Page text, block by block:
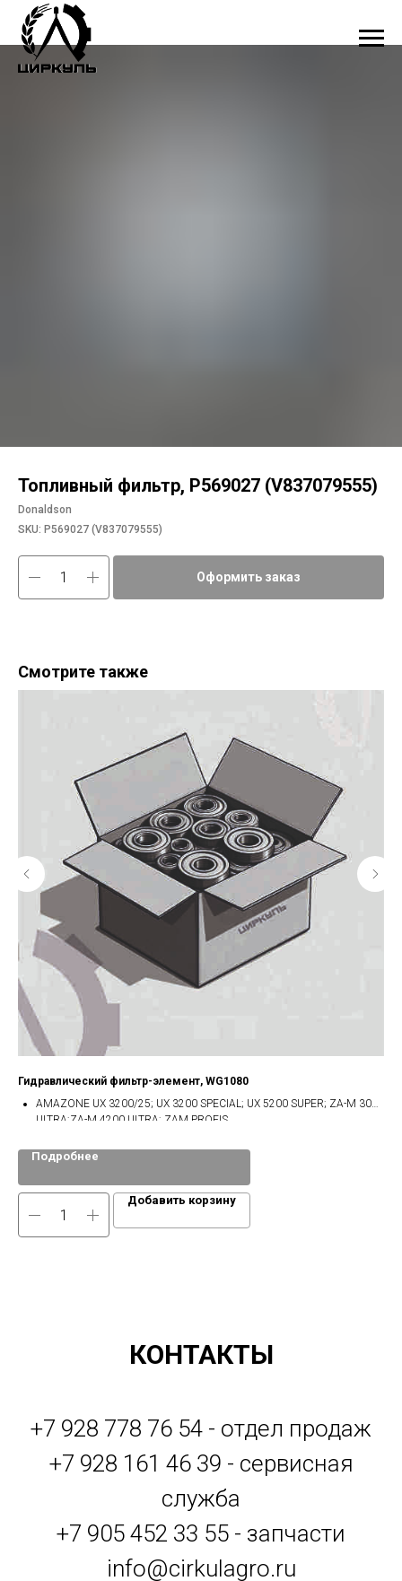
Топливный фильтр, P569027 (V837079555)
Donaldson
SKU: P569027 (V837079555)
Оформить заказ
Смотрите также
Гидравлический фильтр-элемент, WG1080
AMAZONE UX 3200/25; UX 3200 SPECIAL; UX 5200 SUPER; ZA-M 3001
ULTRA;ZA-M 4200 ULTRA; ZAM PROFIS.
Подробнее
Добавить корзину
КОНТАКТЫ
+7 928 778 76 54 - отдел продаж
+7 928 161 46 39 - сервисная
служба
+7 905 452 33 55 - запчасти
info@cirkulagro.ru